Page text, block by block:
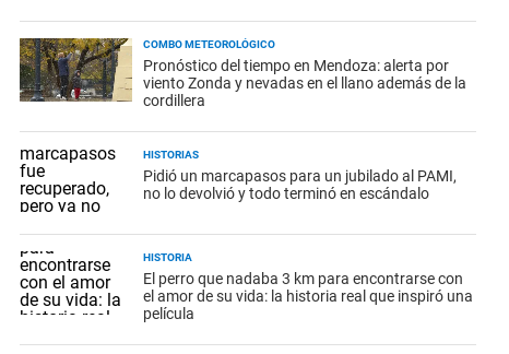
COMBO METEOROLÓGICO
Pronóstico del tiempo en Mendoza: alerta por
viento Zonda y nevadas en el llano además de la
cordillera
HISTORIAS
Pidió un marcapasos para un jubilado al PAMI,
no lo devolvió y todo terminó en escándalo
HISTORIA
El perro que nadaba 3 km para encontrarse con
el amor de su vida: la historia real que inspiró una
película